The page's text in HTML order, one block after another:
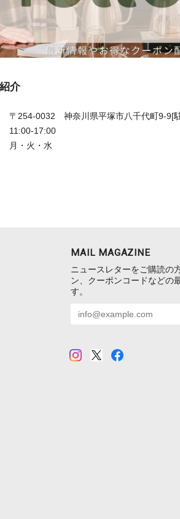
介
〒254-0032 神奈川県平塚市八千代町9-9[
11:00-17:00
月・火・水
MAIL MAGAZINE
ニュースレターをご購読の
ン、クーポンコードなどの
す。